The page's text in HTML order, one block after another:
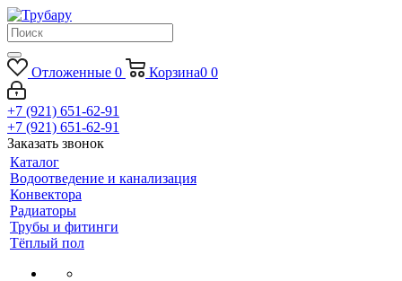
Отложенные 0 Корзина0 0
+7 (921) 651-62-91
+7 (921) 651-62-91
Заказать звонок
Каталог
Водоотведение и канализация
Конвектора
Радиаторы
Трубы и фитинги
Тёплый пол